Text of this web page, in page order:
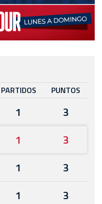
PARTIDOS PUNTOS
1
3
1
3
1
3
1
3